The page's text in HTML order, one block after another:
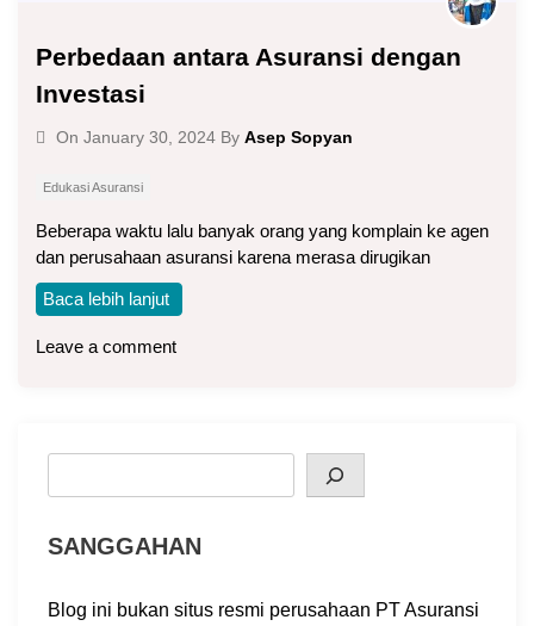
Perbedaan antara Asuransi dengan
Investasi
On January 30, 2024 By Asep Sopyan
Edukasi Asuransi
Beberapa waktu lalu banyak orang yang komplain ke agen
dan perusahaan asuransi karena merasa dirugikan
Baca lebih lanjut
Leave a comment
SANGGAHAN
Blog ini bukan situs resmi perusahaan PT Asuransi